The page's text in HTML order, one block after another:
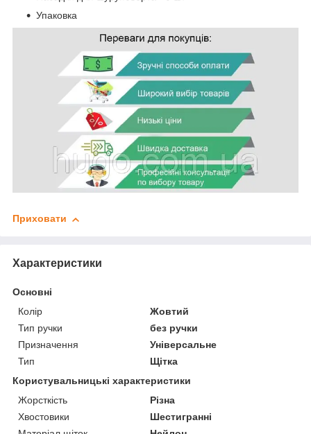
Упаковка
Приховати
Характеристики
Основні
Колір
Жовтий
Тип ручки
без ручки
Призначення
Універсальне
Тип
Щітка
Користувальницькі характеристики
Жорсткість
Різна
Хвостовики
Шестигранні